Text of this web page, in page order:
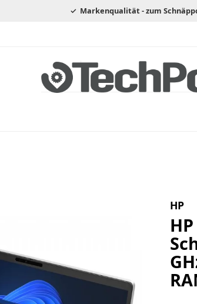
Markenqualität - zum
HP